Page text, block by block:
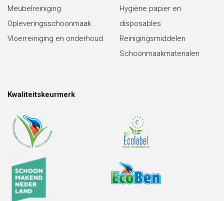
Meubelreiniging
Opleveringsschoonmaak
Vloerreiniging en onderhoud
Hygiëne papier en
disposables
Reinigingsmiddelen
Schoonmaakmaterialen
Kwaliteitskeurmerk